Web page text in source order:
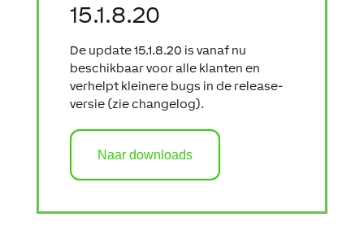
15.1.8.20
De update 15.1.8.20 is vanaf nu
beschikbaar voor alle klanten en
verhelpt kleinere bugs in de release-
versie (zie changelog).
Naar downloads